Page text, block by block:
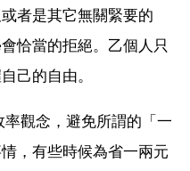
者是其它無關緊要的
恰當的拒絕。乙個人只
己的自由。
觀念，避免所謂的「一
，有些時候為省一兩元